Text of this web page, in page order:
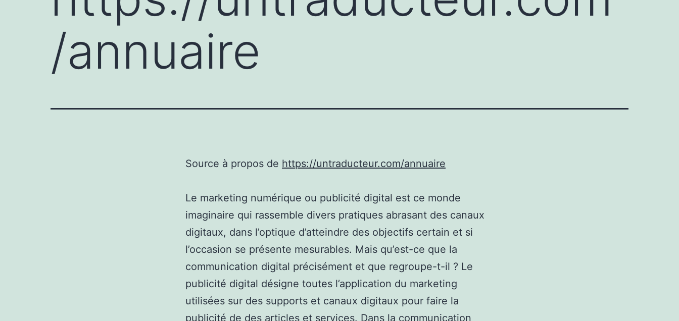
/annuaire
Source à propos de https://untraducteur.com/annuaire
Le marketing numérique ou publicité digital est ce monde
imaginaire qui rassemble divers pratiques abrasant des canaux
digitaux, dans l’optique d’atteindre des objectifs certain et si
l’occasion se présente mesurables. Mais qu’est-ce que la
communication digital précisément et que regroupe-t-il ? Le
publicité digital désigne toutes l’application du marketing
utilisées sur des supports et canaux digitaux pour faire la
publicité de des articles et services. Dans la communication